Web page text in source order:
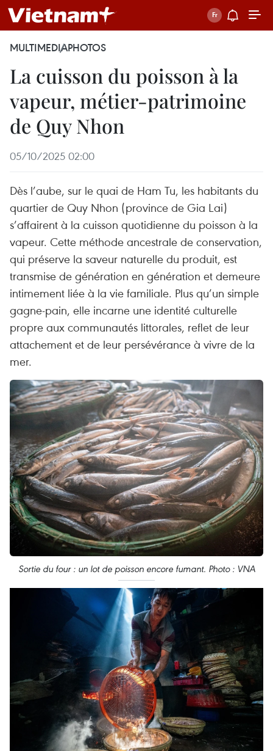
MULTIMEDIAPHOTOS
La cuisson du poisson à la
vapeur, métier-patrimoine
de Quy Nhon
05/10/2025 02:00
Dès l’aube, sur le quai de Ham Tu, les habitants du
quartier de Quy Nhon (province de Gia Lai)
s’affairent à la cuisson quotidienne du poisson à la
vapeur. Cette méthode ancestrale de conservation,
qui préserve la saveur naturelle du produit, est
transmise de génération en génération et demeure
intimement liée à la vie familiale. Plus qu’un simple
gagne-pain, elle incarne une identité culturelle
propre aux communautés littorales, reflet de leur
attachement et de leur persévérance à vivre de la
mer.
Sortie du four : un lot de poisson encore fumant. Photo : VNA